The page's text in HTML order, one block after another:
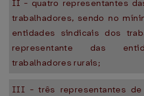
II - quatro representantes
trabalhadores, sendo no
entidades sindicais dos
representante das
trabalhadores rurais;
III - três representantes de